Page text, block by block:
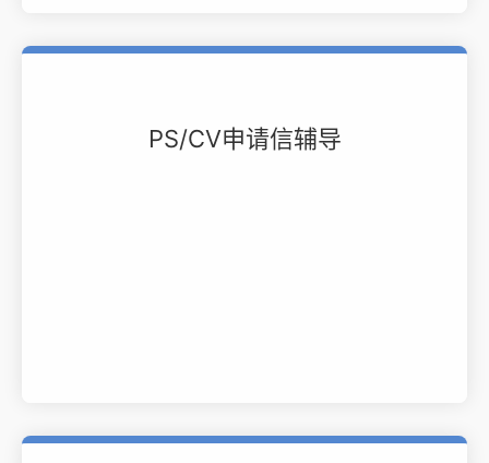
PS/CV申请信辅导